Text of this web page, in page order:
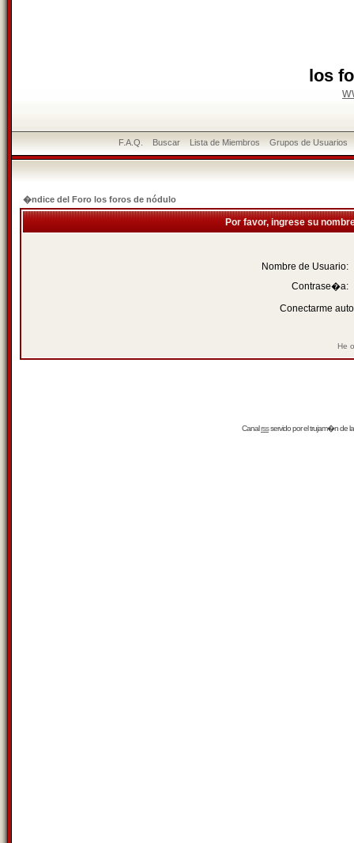
los
F.A.Q. Buscar Lista de Miembros Grupos de Usuarios
�ndice del Foro los foros de nódulo
Por favor, ingrese su
Nombre de Usuario:
Contrase�a:
Conectarme
He
Canalrssservido por eltrujam�nde